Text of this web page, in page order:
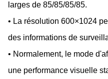
larges de 85/85/85/85.
• La résolution 600×1024
des informations de
• Normalement, le mode
une performance visuelle